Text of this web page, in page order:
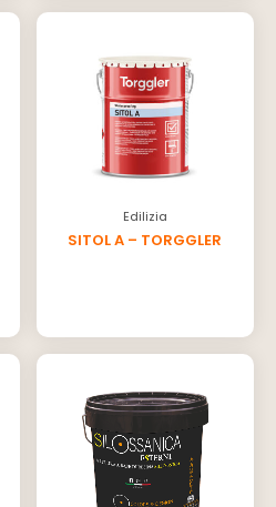
Edilizia
SITOL A – TORGGLER